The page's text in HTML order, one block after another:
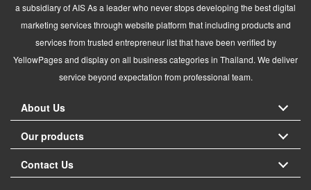
a subsidiary of AIS As a leader who never stops developing the best digital
marketing services through website platform that including products and
services from trusted entrepreneur list that have been verified by
YellowPages and display on all business categories in Thailand. We deliver
service beyond expectation from professional team.
About Us
Our products
Contact Us